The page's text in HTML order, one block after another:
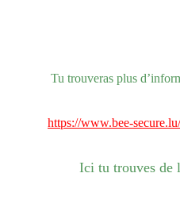
Tu trouveras plus
https://www.bee-
Ici tu trouves de